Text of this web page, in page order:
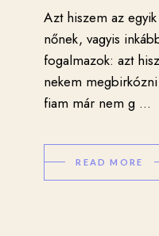
Azt hiszem az
nőnek, vagyis
fogalmazok: azt
nekem
fiam már nem g ...
READ MORE